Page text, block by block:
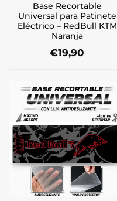
Base Recortable
Universal para Patinete
Eléctrico – RedBull KTM
Naranja
€19,90